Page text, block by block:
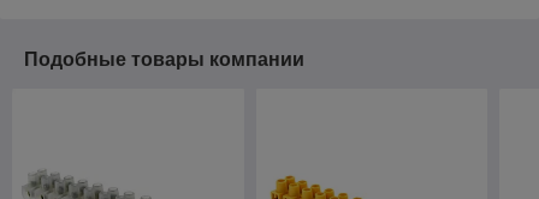
Подобные товары компании